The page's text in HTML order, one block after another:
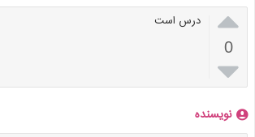

0

درس است
نویسنده